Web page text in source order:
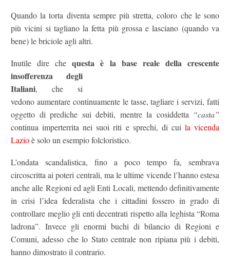
Quando la torta diventa sempre più stretta, coloro che le sono
più vicini si tagliano la fetta più grossa e lasciano (quando va
bene) le briciole agli altri.
Inutile dire chequesta è la base reale della crescente
insofferenza degli
Italiani, che si
vedono aumentare continuamente le tasse, tagliare i servizi, fatti
oggetto di prediche sui debiti, mentre la cosiddetta “casta”
continua imperterrita nei suoi riti e sprechi, di cui la vicenda
Lazioè solo un esempio folcloristico.
L’ondata scandalistica, fino a poco tempo fa, sembrava
circoscritta ai poteri centrali, ma le ultime vicende l’hanno estesa
anche alle Regioni ed agli Enti Locali, mettendo definitivamente
in crisi l’idea federalista che i cittadini fossero in grado di
controllare meglio gli enti decentrati rispetto alla leghista “Roma
ladrona”. Invece gli enormi buchi di bilancio di Regioni e
Comuni, adesso che lo Stato centrale non ripiana più i debiti,
hanno dimostrato il contrario.